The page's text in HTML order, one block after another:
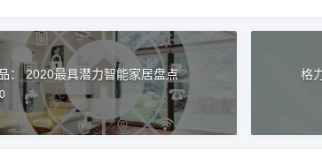
： 2020最具潜力智能家居盘点 格